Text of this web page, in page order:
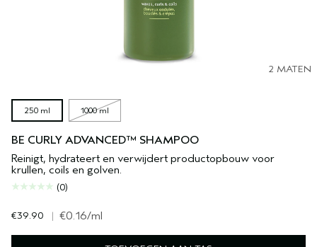
2 MATEN
250 ml 1000 ml
BE CURLY ADVANCED™ SHAMPOO
Reinigt, hydrateert en verwijdert productopbouw voor
krullen, coils en golven.
(0)
€39.90 | €0.16/ml